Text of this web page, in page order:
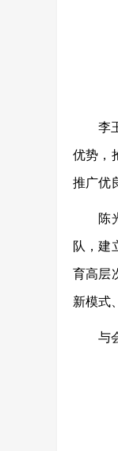
李
优势，
推广优
陈
队，建
育高层
新模式
与